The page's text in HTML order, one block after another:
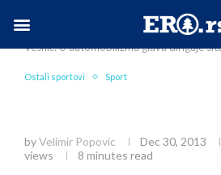
Home Ostali sportovi
Vesnić: U automobilizmu glava diriguje
Ostali sportovi Sport
byVelimir Popovic Dec 30, 2013
views
8 minutes read